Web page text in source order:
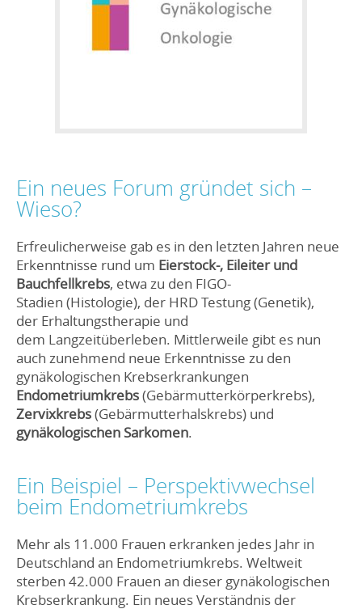
Ein neues Forum gründet sich –
Wieso?
Erfreulicherweise gab es in den letzten Jahren neue
Erkenntnisse rund um Eierstock-, Eileiter und
Bauchfellkrebs, etwa zu den FIGO-
Stadien (Histologie), der HRD Testung (Genetik),
der Erhaltungstherapie und
dem Langzeitüberleben. Mittlerweile gibt es nun
auch zunehmend neue Erkenntnisse zu den
gynäkologischen Krebserkrankungen
Endometriumkrebs(Gebärmutterkörperkrebs),
Zervixkrebs(Gebärmutterhalskrebs) und
gynäkologischen Sarkomen.
Ein Beispiel – Perspektivwechsel
beim Endometriumkrebs
Mehr als 11.000 Frauen erkranken jedes Jahr in
Deutschland an Endometriumkrebs. Weltweit
sterben 42.000 Frauen an dieser gynäkologischen
Krebserkrankung. Ein neues Verständnis der